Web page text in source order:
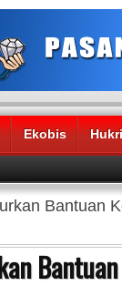
Ekobis
Bantuan